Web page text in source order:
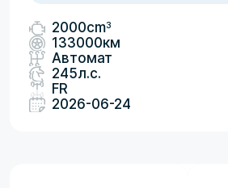
2000cm3
133000км
Автомат
245л.с.
FR
2026-06-24